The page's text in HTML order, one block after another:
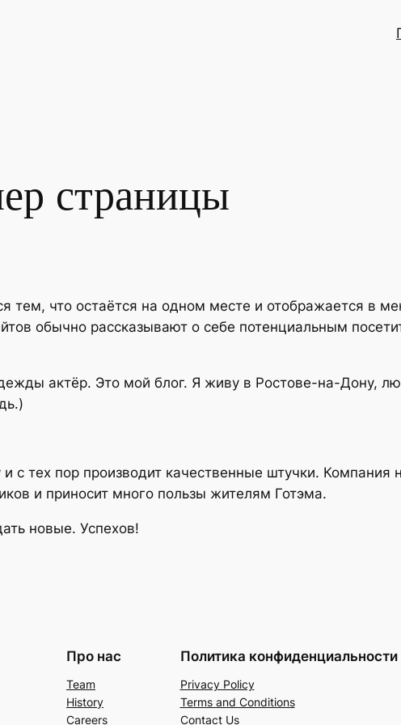
страницы
тем, что остаётся на одном месте и отображается в
обычно рассказывают о себе потенциальным
актёр. Это мой блог. Я живу в Ростове-на-Дону,
с тех пор производит качественные штучки. Компания
и приносит много пользы жителям Готэма.
новые. Успехов!
Про нас
Team
History
Careers
Политика конфиденциальности
Privacy Policy
Terms and Conditions
Contact Us